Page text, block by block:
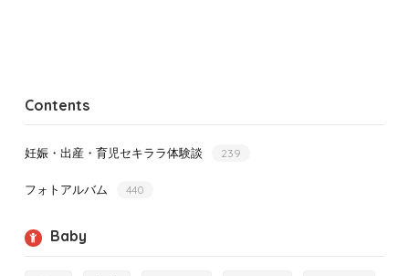
Contents
妊娠・出産・育児セキララ体験談 239
フォトアルバム 440
Baby